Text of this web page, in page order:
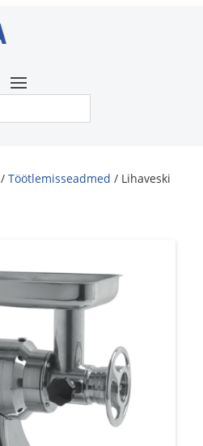
/Töötlemisseadmed / Lihaveski